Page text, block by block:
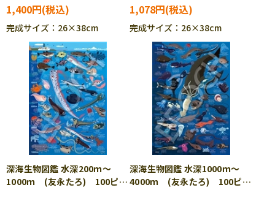
1,400円
完成サイズ：26×38cm
1,078円
完成サイズ：26×38cm
深海生物図鑑 水深200ｍ～
1000ｍ (友永たろ) 100ピー
深海生物図鑑 水深1000ｍ～
4000ｍ (友永たろ) 100ピー